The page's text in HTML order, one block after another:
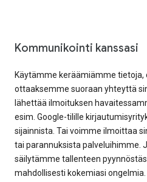
Kommunikointi kanssasi
Käytämme keräämiämme
ottaaksemme suoraan yhteyttä
lähettää ilmoituksen
esim. Google-tilille
sijainnista. Tai voimme ilmoittaa
tai parannuksista palveluihimme.
säilytämme tallenteen
mahdollisesti kokemiasi ongelmia.